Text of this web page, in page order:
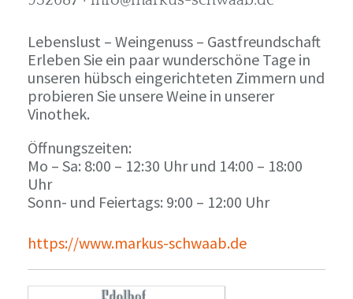
Lebenslust – Weingenuss – Gastfreundschaft
Erleben Sie ein paar wunderschöne Tage in
unseren hübsch eingerichteten Zimmern und
probieren Sie unsere Weine in unserer
Vinothek.
Öffnungszeiten:
Mo – Sa: 8:00 – 12:30 Uhr und 14:00 – 18:00
Uhr
Sonn- und Feiertags: 9:00 – 12:00 Uhr
https://www.markus-schwaab.de